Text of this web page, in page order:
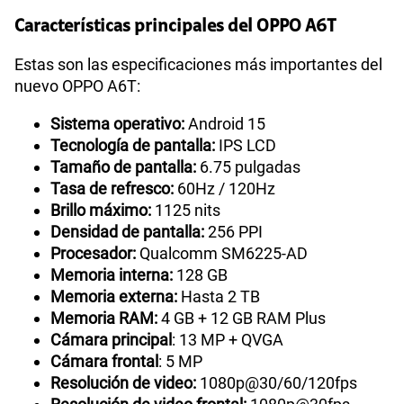
Características principales del OPPO A6T
Estas son las especificaciones más importantes del
nuevo OPPO A6T:
Sistema operativo:Android 15
Tecnología de pantalla: IPS LCD
Tamaño de pantalla: 6.75 pulgadas
Tasa de refresco: 60Hz / 120Hz
Brillo máximo: 1125 nits
Densidad de pantalla:256 PPI
Procesador: Qualcomm SM6225-AD
Memoria interna: 128 GB
Memoria externa: Hasta 2 TB
Memoria RAM:4 GB + 12 GB RAM Plus
Cámara principal : 13 MP + QVGA
Cámara frontal : 5 MP
Resolución de video: 1080p@30/60/120fps